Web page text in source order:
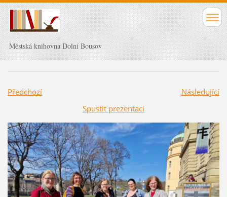
Městská knihovna Dolní Bousov
Předchozí
Následující
Spustit prezentaci